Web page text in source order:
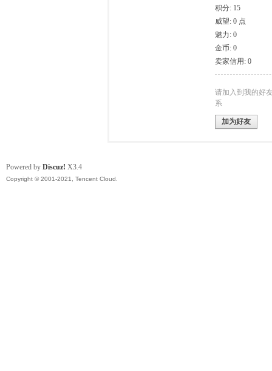
积分: 15
威望: 0 点
魅力: 0
金币: 0
卖家信用: 0
请加入到我的好
系
加为好友
Powered by Discuz! X3.4
Copyright © 2001-2021, Tencent Cloud.